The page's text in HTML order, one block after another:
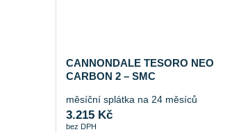
CANNONDALE TESORO NEO
CARBON 2 – SMC
měsíční splátka na 24 měsíců
3.215 Kč
bez DPH